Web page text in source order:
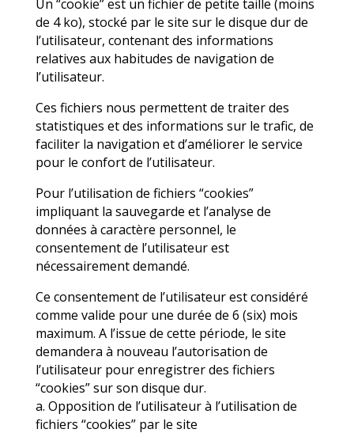
Un “cookie” est un fichier de petite taille (moins
de 4 ko), stocké par le site sur le disque dur de
l’utilisateur, contenant des informations
relatives aux habitudes de navigation de
Ces fichiers nous permettent de traiter des
statistiques et des informations sur le trafic, de
faciliter la navigation et d’améliorer le service
pour le confort de l’utilisateur.
Pour l’utilisation de fichiers “cookies”
impliquant la sauvegarde et l’analyse de
données à caractère personnel, le
consentement de l’utilisateur est
Ce consentement de l’utilisateur est considéré
comme valide pour une durée de 6 (six) mois
maximum. A l’issue de cette période, le site
demandera à nouveau l’autorisation de
l’utilisateur pour enregistrer des fichiers
“cookies” sur son disque dur.
a. Opposition de l’utilisateur à l’utilisation de
fichiers “cookies” par le site